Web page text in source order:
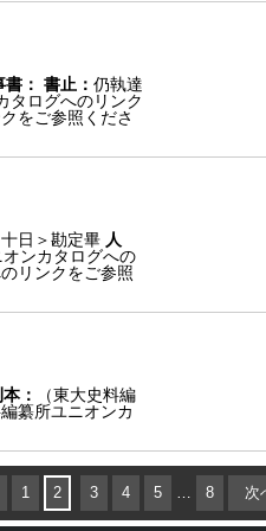
書： 書止： 仍執達
タログへのリンク
をご参照くださ
日＞勘定畢 人
オンカタログへの
リンクをご参照
：
（東大史料編
編纂所ユニオンカ
1 2 3 4 5 … 8 次